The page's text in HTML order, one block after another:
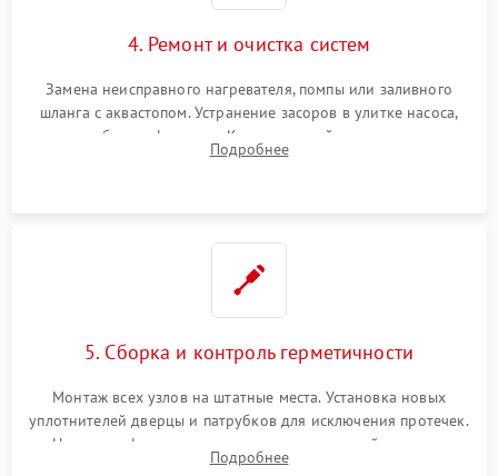
4. Ремонт и очистка систем
Замена неисправного нагревателя, помпы или заливного
шланга с аквастопом. Устранение засоров в улитке насоса,
патрубках и фильтрах. Компонентный ремонт платы
управления, восстановление поврежденной проводки.
Подробнее
5. Сборка и контроль герметичности
Монтаж всех узлов на штатные места. Установка новых
уплотнителей дверцы и патрубков для исключения протечек.
Надежная фиксация хомутов гидравлической системы,
сборка корпуса и установка датчика поплавка.
Подробнее